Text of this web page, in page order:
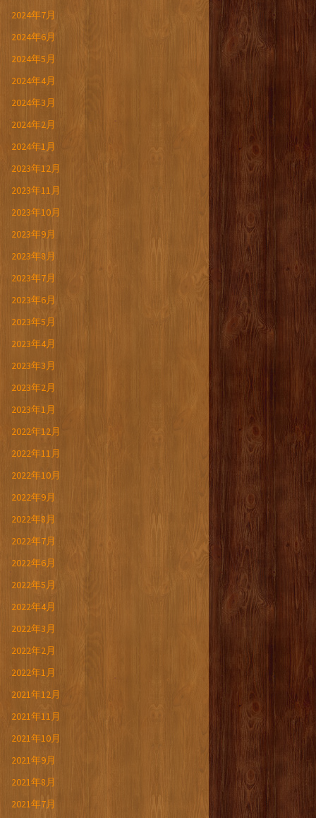
2024年7月
2024年6月
2024年5月
2024年4月
2024年3月
2024年2月
2024年1月
2023年12月
2023年11月
2023年10月
2023年9月
2023年8月
2023年7月
2023年6月
2023年5月
2023年4月
2023年3月
2023年2月
2023年1月
2022年12月
2022年11月
2022年10月
2022年9月
2022年8月
2022年7月
2022年6月
2022年5月
2022年4月
2022年3月
2022年2月
2022年1月
2021年12月
2021年11月
2021年10月
2021年9月
2021年8月
2021年7月